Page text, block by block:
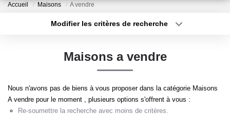
GESTION
Accueil Maisons A vendre
Modifier les critères de recherche
Budget max Plus de critères
Maisons a vendre
Nous n'avons pas de biens à vous proposer dans la catégorie Maisons
A vendre pour le moment , plusieurs options s'offrent à vous :
Re-soumettre la recherche avec moins de critères.